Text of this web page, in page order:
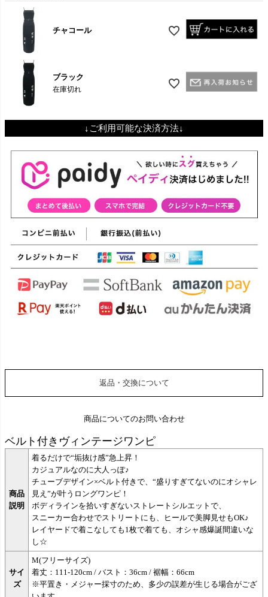
チャコール
ブラック
在庫切れ
↓ご利用可能な決済方法↓
返品・交換について
商品についてのお問い合わせ
ベルト付きヴィンテージワンピ
商品
説明
着るだけで“垢抜け感”急上昇！
カジュアルなのに大人っぽ♪
チューブデザイン×ベルト付きで、“盛りすぎてないのにオシャレ
見え”が叶うロングワンピ！
ボディラインを拾いすぎないストレートシルエットで、
スニーカー合わせでストリートにも、ヒールで美脚見せもOK♪
レイヤードで着こなしても1枚で着ても、オシャ感爆誕間違いな
し☆
サイ
ズ
M(フリーサイズ)
着丈：111-120cm / バスト：36cm / 裾幅：66cm
※平置き・メジャー採寸のため、多少の誤差が生じる場合がござ